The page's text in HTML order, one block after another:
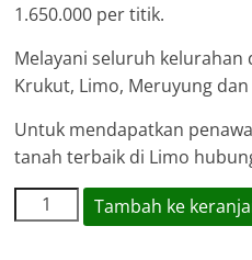
1.650.000 per titik.
Melayani seluruh kelurahan
Krukut, Limo, Meruyung
Untuk mendapatkan
tanah terbaik di Limo
Kuantitas
Harga
Tambah ke